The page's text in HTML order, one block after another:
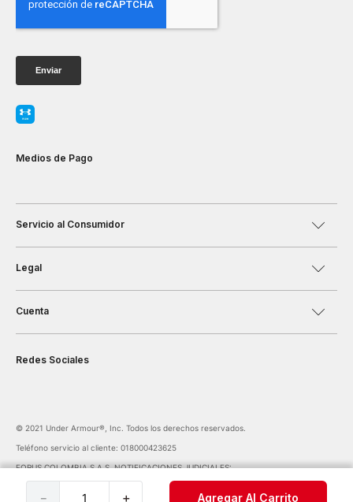
＋
－ Agregar Al Carrito
Medios de Pago
Servicio al Consumidor
Legal
Cuenta
Redes Sociales
©️ 2021 Under Armour®️, Inc. Todos los derechos reservados.
Teléfono servicio al cliente: 018000423625
FORUS COLOMBIA S.A.S. NOTIFICACIONES JUDICIALES:
notificaciones@forus.com.co
| Av. Carrera 45 Nº 108-27 BOGOTÁ COLOMBIA